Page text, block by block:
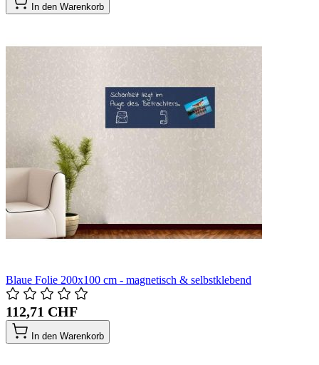
In den Warenkorb
Blaue Folie 200x100 cm - magnetisch & selbstklebend
112,71 CHF
In den Warenkorb